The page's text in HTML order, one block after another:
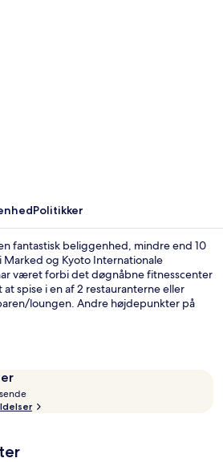
Politikker
fantastisk beliggenhed, mindre end 10
og Kyoto Internationale
været forbi det døgnåbne fitnesscenter
spise i en af 2 restauranterne eller
loungen. Andre højdepunkter på
den korte gåtur til offentlig transport:
ligger få skridt derfra og Marutamachi
væk.
e